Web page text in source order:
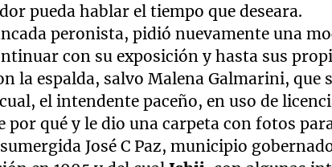
pueda hablar el tiempo que deseara.
peronista, pidió nuevamente una
con su exposición y hasta sus
la espalda, salvo Malena Galmarini, que
el intendente paceño, en uso de
por qué y le dio una carpeta con fotos
José C Paz, municipio